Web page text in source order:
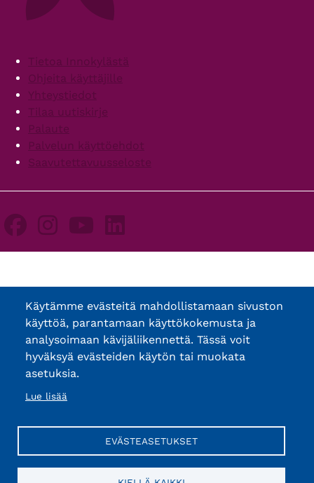
FooterTietoa Innokylästä
Ohjeita käyttäjille
Yhteystiedot
Tilaa uutiskirje
Palaute
Palvelun käyttöehdot
Saavutettavuusseloste
Käytämme evästeitä mahdollistamaan sivuston
käyttöä, parantamaan käyttökokemusta ja
analysoimaan kävijäliikennettä. Tässä voit
hyväksyä evästeiden käytön tai muokata
asetuksia.
Lue lisää
EVÄSTEASETUKSET